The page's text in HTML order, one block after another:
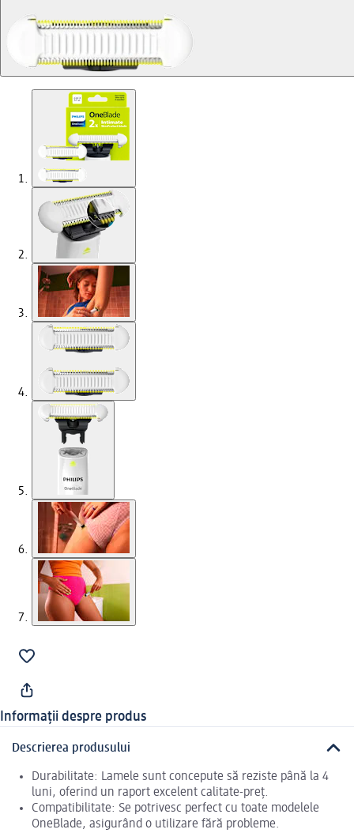
Informații despre produs
Descrierea produsului
Durabilitate: Lamele sunt concepute să reziste până la 4
luni, oferind un raport excelent calitate-preț.
Compatibilitate: Se potrivesc perfect cu toate modelele
OneBlade, asigurând o utilizare fără probleme.